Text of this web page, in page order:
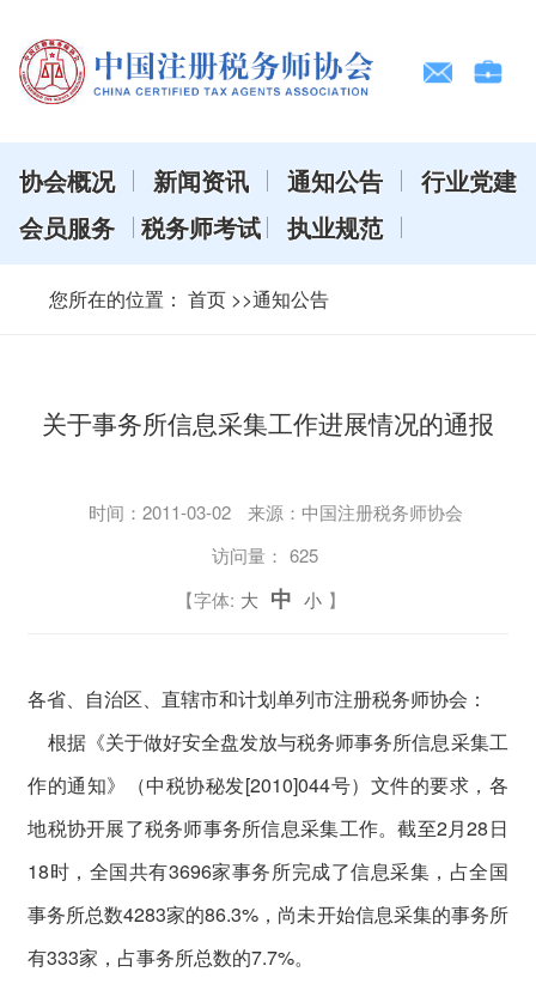
协会概况 新闻资讯 通知公告
行业党建
会员服务
税务师考试 执业规范
您所在的位置： 首页 >>通知公告
关于事务所信息采集工作进展情况的通报
时间：2011-03-02
来源：中国注册税务师协会
访问量： 625
【字体: 大 中 小 】
各省、自治区、直辖市和计划单列市注册税务师协会：
根据《关于做好安全盘发放与税务师事务所信息采集工
作的通知》（中税协秘发[2010]044号）文件的要求，各
地税协开展了税务师事务所信息采集工作。截至2月28日
18时，全国共有3696家事务所完成了信息采集，占全国
事务所总数4283家的86.3%，尚未开始信息采集的事务所
有333家，占事务所总数的7.7%。